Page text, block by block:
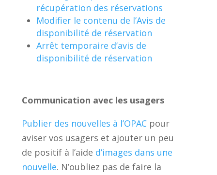
récupération des réservations
Modifier le contenu de l’Avis de
disponibilité de réservation
Arrêt temporaire d’avis de
disponibilité de réservation
Communication avec les usagers
Publier des nouvelles à l’OPACpour
aviser vos usagers et ajouter un peu
de positif à l’aide d’images dans une
nouvelle. N’oubliez pas de faire la